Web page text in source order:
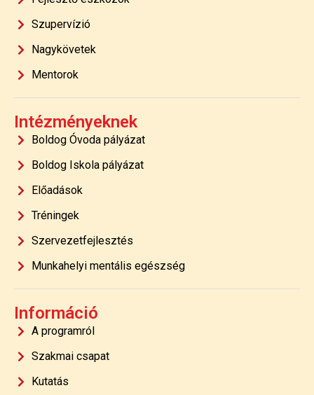
Szupervízió
Nagykövetek
Mentorok
Intézményeknek
Boldog Óvoda pályázat
Boldog Iskola pályázat
Előadások
Tréningek
Szervezetfejlesztés
Munkahelyi mentális egészség
Információ
A programról
Szakmai csapat
Kutatás